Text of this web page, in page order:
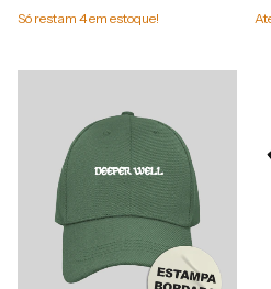
Só restam 4em estoque!